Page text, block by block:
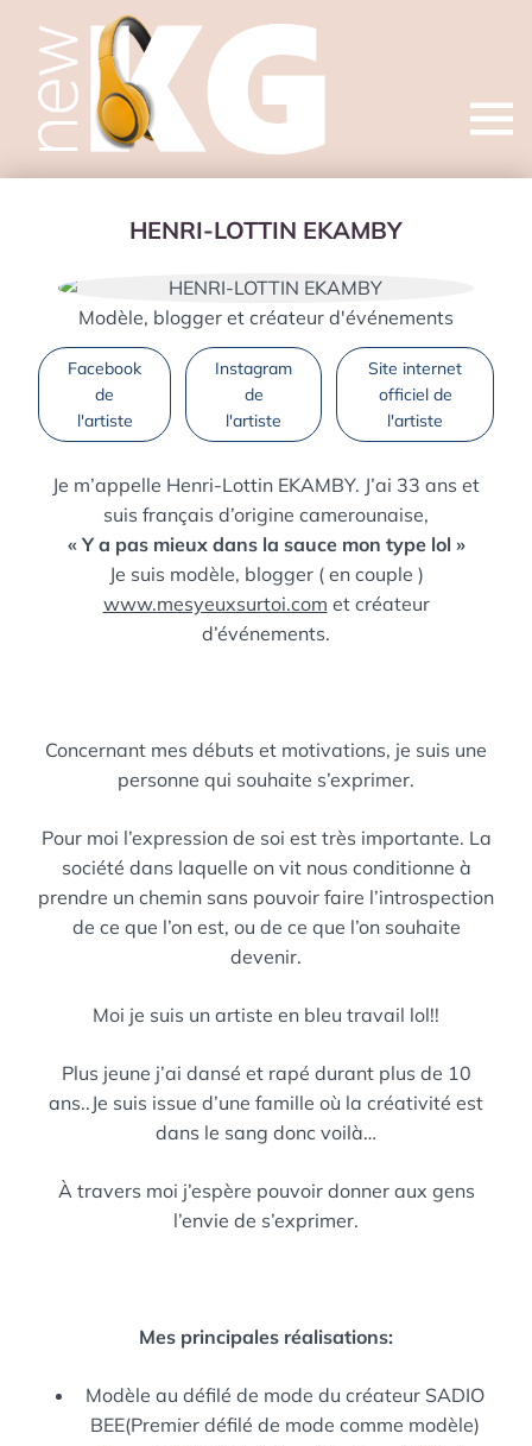
Open
HENRI-LOTTIN EKAMBY
Modèle, blogger et créateur d'événements
Facebook
de
l'artiste
Instagram
de
l'artiste
Site internet
officiel de
l'artiste
Je m’appelle Henri-Lottin EKAMBY. J’ai 33 ans et
suis français d’origine camerounaise,
« Y a pas mieux dans la sauce mon type lol »
Je suis modèle, blogger ( en couple )
www.mesyeuxsurtoi.com et créateur
d’événements.
Concernant mes débuts et motivations, je suis une
personne qui souhaite s’exprimer.
Pour moi l’expression de soi est très importante. La
société dans laquelle on vit nous conditionne à
prendre un chemin sans pouvoir faire l’introspection
de ce que l’on est, ou de ce que l’on souhaite
devenir.
Moi je suis un artiste en bleu travail lol!!
Plus jeune j’ai dansé et rapé durant plus de 10
ans..Je suis issue d’une famille où la créativité est
dans le sang donc voilà…
À travers moi j’espère pouvoir donner aux gens
l’envie de s’exprimer.
Mes principales réalisations:
Modèle au défilé de mode du créateur SADIO
BEE(Premier défilé de mode comme modèle)